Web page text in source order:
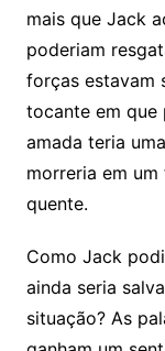
mais que Jack
poderiam
forças estavam
tocante em que
amada teria
morreria em
quente.
Como Jack
ainda seria
situação? As